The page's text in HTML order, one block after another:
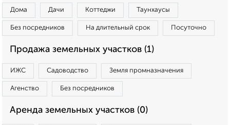
Дома Дачи Коттеджи Таунхаусы
Без посредников На длительный срок Посуточно
Продажа земельных участков (1)
ИЖС Садоводство Земля промназначения
Агенство Без посредников
Аренда земельных участков (0)